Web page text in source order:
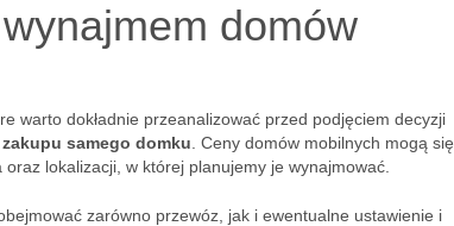
domów
warto dokładnie przeanalizować przed podjęciem decyzji
samego domku . Ceny domów mobilnych mogą się
lokalizacji, w której planujemy je wynajmować.
zarówno przewóz, jak i ewentualne ustawienie i